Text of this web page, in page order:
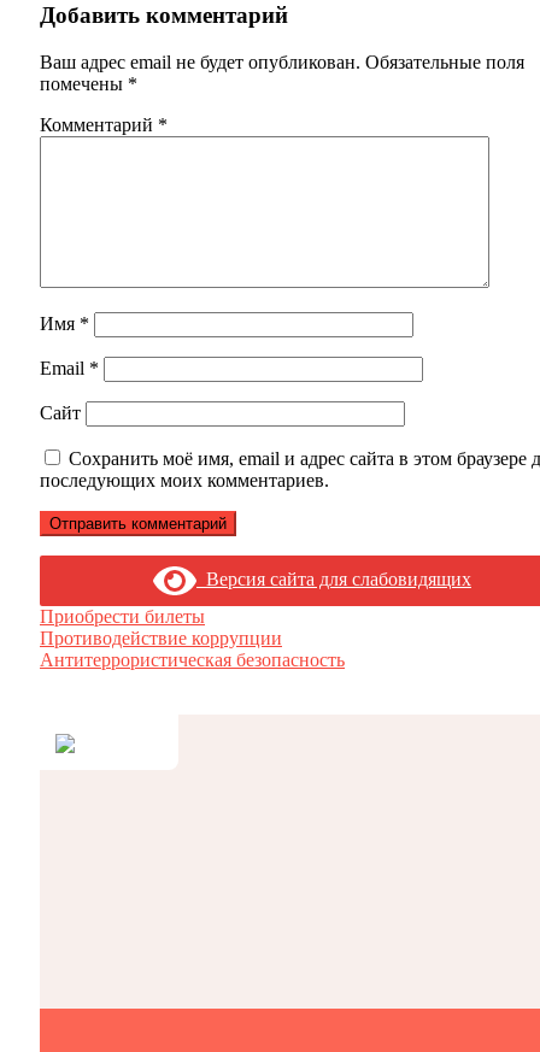
записям
Добавить комментарий
Ваш адрес email не будет опубликован. Обязательные поля
помечены *
Комментарий *
Имя *
Email *
Сайт
Сохранить моё имя, email и адрес сайта в этом браузере
последующих моих комментариев.
Версия сайта для слабовидящих
Приобрести билеты
Противодействие коррупции
Антитеррористическая безопасность